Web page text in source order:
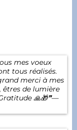
mes voeux
tous réalisés.
merci à mes
êtres de lumière
🙏🎁❞—